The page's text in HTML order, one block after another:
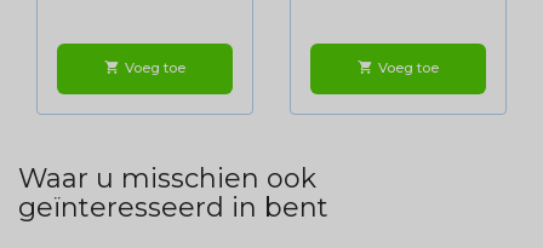
shopping_cart Voeg toe shopping_cart Voeg toe
Waar u misschien ook
geïnteresseerd in bent